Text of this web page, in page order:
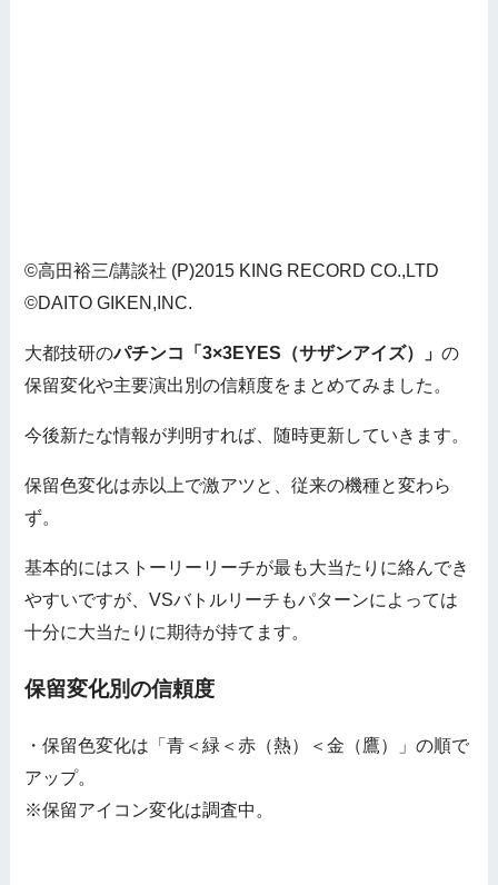
©高田裕三/講談社 (P)2015 KING RECORD CO.,LTD
©DAITO GIKEN,INC.
大都技研のパチンコ「3×3EYES（サザンアイズ）」の
保留変化や主要演出別の信頼度をまとめてみました。
今後新たな情報が判明すれば、随時更新していきます。
保留色変化は赤以上で激アツと、従来の機種と変わら
ず。
基本的にはストーリーリーチが最も大当たりに絡んでき
やすいですが、VSバトルリーチもパターンによっては
十分に大当たりに期待が持てます。
保留変化別の信頼度
・保留色変化は「青＜緑＜赤（熱）＜金（鷹）」の順で
アップ。
※保留アイコン変化は調査中。